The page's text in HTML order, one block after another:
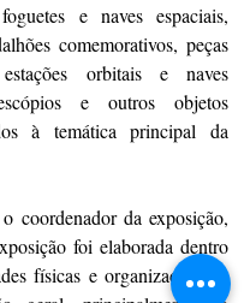
e naves espaciais,
comemorativos, peças
orbitais e naves
e outros objetos
à temática principal da
coordenador da exposição,
foi elaborada dentro
físicas e organizada para